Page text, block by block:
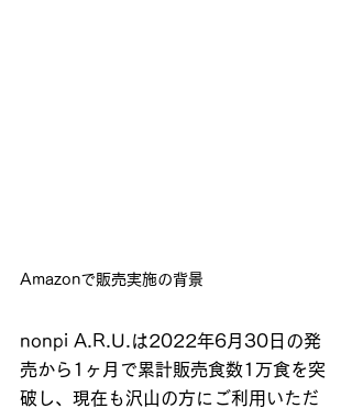
Amazonで販売実施の背景
nonpi A.R.U.は2022年6月30日の発
売から1ヶ月で累計販売食数1万食を突
破し、現在も沢山の方にご利用いただ